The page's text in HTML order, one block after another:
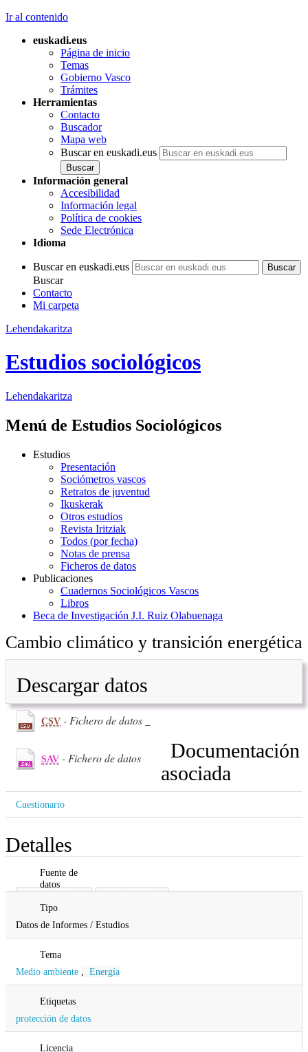
Ir al contenido
euskadi.eus
Página de inicio
Temas
Gobierno Vasco
Trámites
Herramientas
Contacto
Buscador
Mapa web
Buscar en euskadi.eus
Información general
Accesibilidad
Información legal
Política de cookies
Sede Electrónica
Idioma
Buscar en euskadi.eus
Buscar
Contacto
Mi carpeta
Lehendakaritza
Estudios sociológicos
Lehendakaritza
Menú de Estudios Sociológicos
Estudios
Presentación
Sociómetros vascos
Retratos de juventud
Ikuskerak
Otros estudios
Revista Iritziak
Todos (por fecha)
Notas de prensa
Ficheros de datos
Publicaciones
Cuadernos Sociológicos Vascos
Libros
Beca de Investigación J.I. Ruiz Olabuenaga
Cambio climático y transición energética
Descargar datos
CSV - Fichero de datos _
SAV - Fichero de datos
Documentación
asociada
Cuestionario
Detalles
Fuente de
datos
Gobierno Vasco Lehendakaritza
Tipo
Datos de Informes / Estudios
Tema
Medio ambiente
Energía
Etiquetas
protección de datos
Licencia